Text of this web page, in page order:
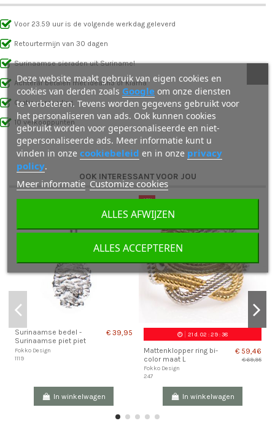
Voor 23.59 uur is de volgende werkdag geleverd
Retourtermijn van 30 dagen
Surinaamse sieraden uit Suriname!
Achteraf betalen met IdealIn3 of Klarna
Gratis verzending
10 verkooppunten
OOK INTERESSANT VOOR JOU
Surinaamse bedel -
Surinaamse piet piet
Fokko Design
1119
€ 39,95
In winkelwagen
-15%
21 d. 02 :29:37
Mattenklopper ring bi-
color maat L
Fokko Design
247
€ 59,46
€ 69,95
In winkelwagen
Deze website maakt gebruik van eigen cookies en
cookies van derden zoals Googleom onze diensten
te verbeteren. Tevens worden gegevens gebruikt voor
het personaliseren van ads. Ook kunnen cookies
gebruikt worden voor gepersonaliseerde en niet-
gepersonaliseerde ads. Meer informatie kunt u
vinden in onze cookiebeleid en in onze privacy
policy.
Meer informatie Customize cookies
ALLES AFWIJZEN
ALLES ACCEPTEREN